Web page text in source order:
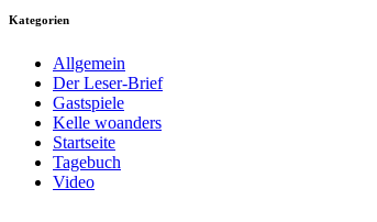
Kategorien
Allgemein
Der Leser-Brief
Gastspiele
Kelle woanders
Startseite
Tagebuch
Video